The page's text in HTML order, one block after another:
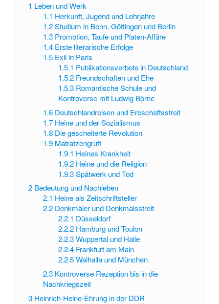
1 Leben und Werk
1.1 Herkunft, Jugend und Lehrjahre
1.2 Studium in Bonn, Göttingen und Berlin
1.3 Promotion, Taufe und Platen-Affäre
1.4 Erste literarische Erfolge
1.5 Exil in Paris
1.5.1 Publikationsverbote in Deutschland
1.5.2 Freundschaften und Ehe
1.5.3 Romantische Schule und
Kontroverse mit Ludwig Börne
1.6 Deutschlandreisen und Erbschaftsstreit
1.7 Heine und der Sozialismus
1.8 Die gescheiterte Revolution
1.9 Matratzengruft
1.9.1 Heines Krankheit
1.9.2 Heine und die Religion
1.9.3 Spätwerk und Tod
2 Bedeutung und Nachleben
2.1 Heine als Zeitschriftsteller
2.2 Denkmäler und Denkmalsstreit
2.2.1 Düsseldorf
2.2.2 Hamburg und Toulon
2.2.3 Wuppertal und Halle
2.2.4 Frankfurt am Main
2.2.5 Walhalla und München
2.3 Kontroverse Rezeption bis in die
Nachkriegszeit
3 Heinrich-Heine-Ehrung in der DDR